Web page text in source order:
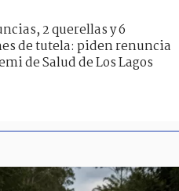
2 querellas y 6
de tutela: piden renuncia
de Salud de Los Lagos